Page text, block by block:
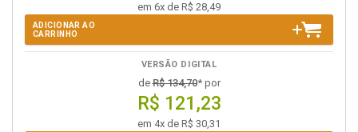
em 6x de R$ 28,49
ADICIONAR AO
CARRINHO
VERSÃO DIGITAL
deR$ 134,70* por
R$ 121,23
em 4x de R$ 30,31